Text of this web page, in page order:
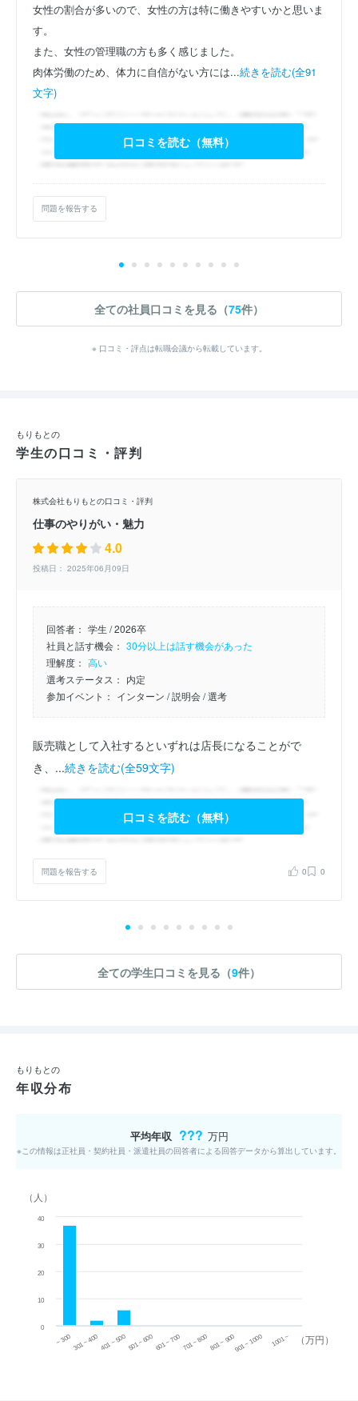
女性の割合が多いので、女性の方は特に働きやすいかと思いま
す。
また、女性の管理職の方も多く感じました。
肉体労働のため、体力に自信がない方には...続きを読む(全91
文字)
口コミを読む（無料）
問題を報告する
全ての社員口コミを見る（75件）
※ 口コミ・評点は転職会議から転載しています。
もりもとの
学生の口コミ・評判
株式会社もりもとの口コミ・評判
仕事のやりがい・魅力
4.0
投稿日： 2025年06月09日
回答者： 学生 / 2026卒
社員と話す機会： 30分以上は話す機会があった
理解度： 高い
選考ステータス： 内定
参加イベント： インターン / 説明会/ 選考
販売職として入社するといずれは店長になることがで
き、...続きを読む(全59文字)
口コミを読む（無料）
問題を報告する 0 0
全ての学生口コミを見る（9件）
もりもとの
年収分布
平均年収 ??? 万円
※この情報は正社員・契約社員・派遣社員の回答者による回答データから算出しています。
（万円）
（人）
~ 300 301 ~ 400 401 ~ 500501 ~ 600601 ~ 700701 ~ 800801 ~ 900901 ~ 1000 1001 ~
0
10
20
30
40